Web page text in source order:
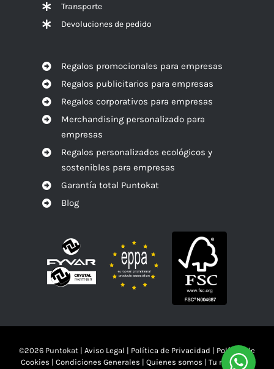
Transporte
Devoluciones de pedido
Regalos promocionales para empresas
Regalos publicitarios para empresas
Regalos corporativos para empresas
Merchandising personalizado para
empresas
Regalos personalizados ecológicos y
sostenibles para empresas
Garantía total Puntokat
Blog
©2026 Puntokat | Aviso Legal | Política de Privacidad | Política de
Cookies | Condiciones Generales | Quienes somos | Tu mandas!!